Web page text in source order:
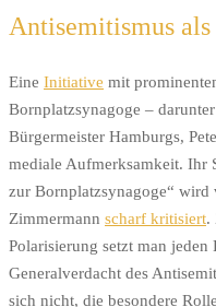
Antisemitismus
Eine Initiative mit
Bornplatzsynagoge –
Bürgermeister Hamburgs,
mediale Aufmerksamkeit. Ihr
zur Bornplatzsynagoge“ wird
Zimmermann scharf kritisiert.
Polarisierung setzt man
Generalverdacht des
sich nicht, die besondere